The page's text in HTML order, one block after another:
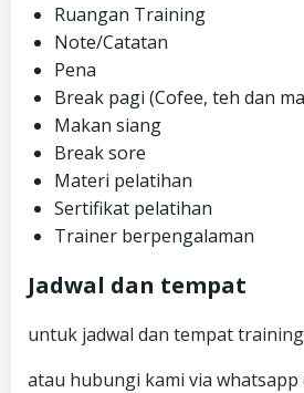
Ruangan Training
Note/Catatan
Pena
Break pagi (Cofee, teh dan
Makan siang
Break sore
Materi pelatihan
Sertifikat pelatihan
Trainer berpengalaman
Jadwal dan tempat
untuk jadwal dan tempat
atau hubungi kami via whatsapp